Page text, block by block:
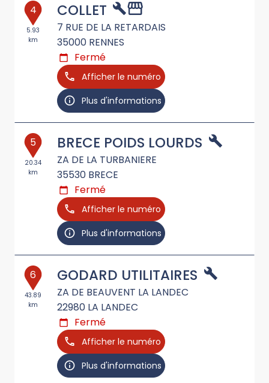
4
5.93
km
COLLET
7 RUE DE LA RETARDAIS
35000 RENNES
Fermé
Afficher le numéro
Plus d'informations
5
20.34
km
BRECE POIDS LOURDS
ZA DE LA TURBANIERE
35530 BRECE
Fermé
Afficher le numéro
Plus d'informations
6
43.89
km
GODARD UTILITAIRES
ZA DE BEAUVENT LA LANDEC
22980 LA LANDEC
Fermé
Afficher le numéro
Plus d'informations